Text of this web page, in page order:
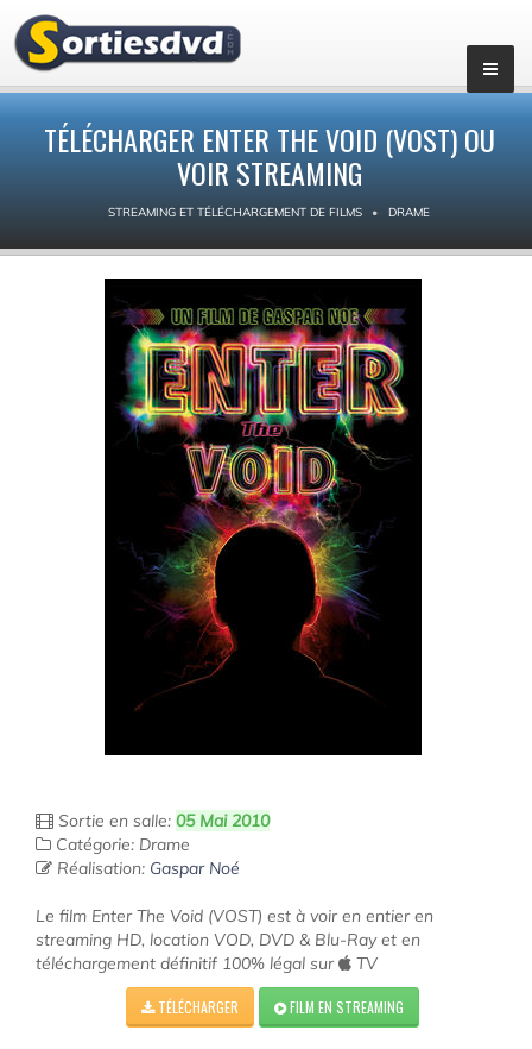
TÉLÉCHARGER ENTER THE VOID (VOST) OU
VOIR STREAMING
STREAMING ET TÉLÉCHARGEMENT DE FILMS DRAME
Sortie en salle: 05 Mai 2010
Catégorie: Drame
Réalisation: Gaspar Noé
Le film Enter The Void (VOST) est à voir en entier en
streaming HD, location VOD, DVD & Blu-Ray et en
téléchargement définitif 100% légal sur
TV
TÉLÉCHARGER FILM EN STREAMING